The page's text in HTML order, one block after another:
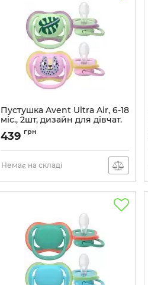
Пустушка Avent Ultra Air, 6-18
міс., 2шт, дизайн для дівчат.
Артикул: SCF087/13
439 грн
Немає на складі